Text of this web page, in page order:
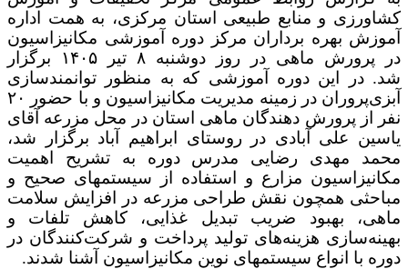
کشاورزی و منابع طبیعی استان مرکزی، به همت اداره
آموزش بهره برداران مرکز دوره آموزشی مکانیزاسیون
در پرورش ماهی در روز دوشنبه ۸ تیر ۱۴۰۵ برگزار
شد. در این دوره آموزشی که به منظور توانمندسازی
آبزی‌پروران در زمینه مدیریت مکانیزاسیون و با حضور ۲۰
نفر از پرورش دهندگان ماهی استان در محل مزرعه آقای
یاسین علی آبادی در روستای ابراهیم آباد برگزار شد،
محمد مهدی رضایی مدرس دوره به تشریح اهمیت
مکانیزاسیون مزارع و استفاده از سیستمهای صحیح و
مباحثی همچون نقش طراحی مزرعه در افزایش سلامت
ماهی، بهبود ضریب تبدیل غذایی، کاهش تلفات و
بهینه‌سازی هزینه‌های تولید پرداخت و شرکت‌کنندگان در
دوره با انواع سیستمهای نوین مکانیزاسیون آشنا شدند.